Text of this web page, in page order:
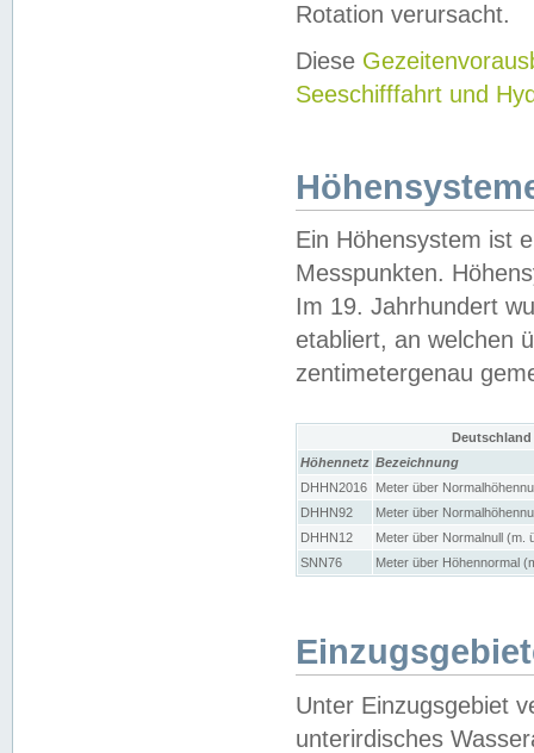
Rotation verursacht.
Diese
Seeschifffahrt und
Ein Höhensystem ist
Messpunkten.
Im 19. Jahrhundert
etabliert, an welchen
zentimetergenau
Höhennetz Bezeichnung
DHHN2016
Meter über
DHHN92
Meter über
DHHN12
Meter über Normalnull (m.
SNN76
Meter über Höhennormal
Unter Einzugsgebiet
unterirdisches